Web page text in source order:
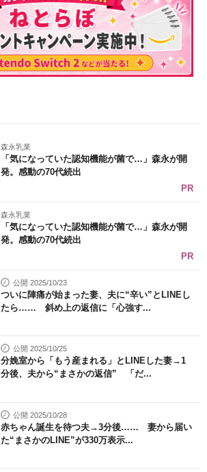
森永乳業
「気になっていた認知機能が菌で…」森永が開
発。感動の70代続出
PR
森永乳業
「気になっていた認知機能が菌で…」森永が開
発。感動の70代続出
PR
公開 2025/10/23
ついに陣痛が始まった妻、夫に“辛い”とLINEし
たら…… 斜め上の返信に「心強す...
公開 2025/10/25
分娩室から「もう産まれる」とLINEした妻→1
分後、夫から“まさかの返信” 「だ...
公開 2025/10/28
赤ちゃん誕生を待つ夫→3分後…… 妻から届い
た“まさかのLINE”が330万表示...